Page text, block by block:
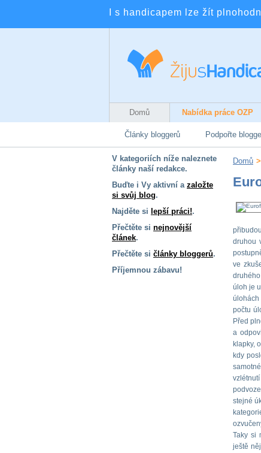
I s handicapem lze žít
Domů Nabídka práce OZP
Články bloggerů Podpořte
V kategoriích níže naleznete
články naší redakce.
Buďte i Vy aktivní a založte
si svůj blog.
Najděte si lepší práci!.
Přečtěte si nejnovější
článek.
Přečtěte si články bloggerů.
Příjemnou zábavu!
Domů >
druhou
ve
úloh je
úlohách
počtu
Před
a
klapky,
kdy
stejné
Taky si
ještě